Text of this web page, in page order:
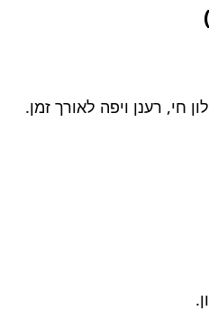
חי, רענן ויפה לאורך זמן.